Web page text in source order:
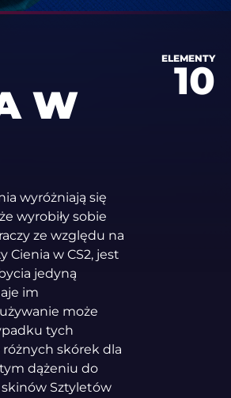
W
ELEMENTY
10
wyróżniają się
wyrobiły sobie
ze względu na
Cienia w CS2, jest
jedyną
im
może
tych
skórek dla
dążeniu do
Sztyletów